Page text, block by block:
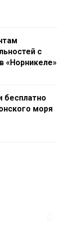
с
«Норникеле»
бесплатно
моря